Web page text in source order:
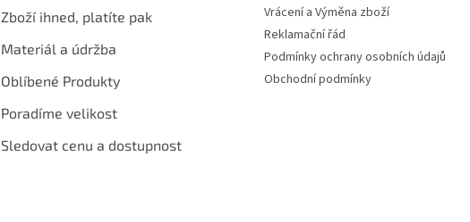
Zboží ihned, platíte pak
Materiál a údržba
Oblíbené Produkty
Poradíme velikost
Sledovat cenu a dostupnost
Vrácení a Výměna zboží
Reklamační řád
Podmínky ochrany osobních údajů
Obchodní podmínky